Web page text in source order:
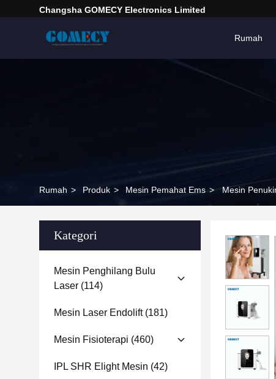
Changsha GOMECY Electronics Limited
Rumah
Rumah > Produk > Mesin Pemahat Ems > Mesin
Kategori
Mesin Penghilang Bulu
Laser (114)
Mesin Laser Endolift(181)
Mesin Fisioterapi (460)
IPL SHR Elight Mesin (42)